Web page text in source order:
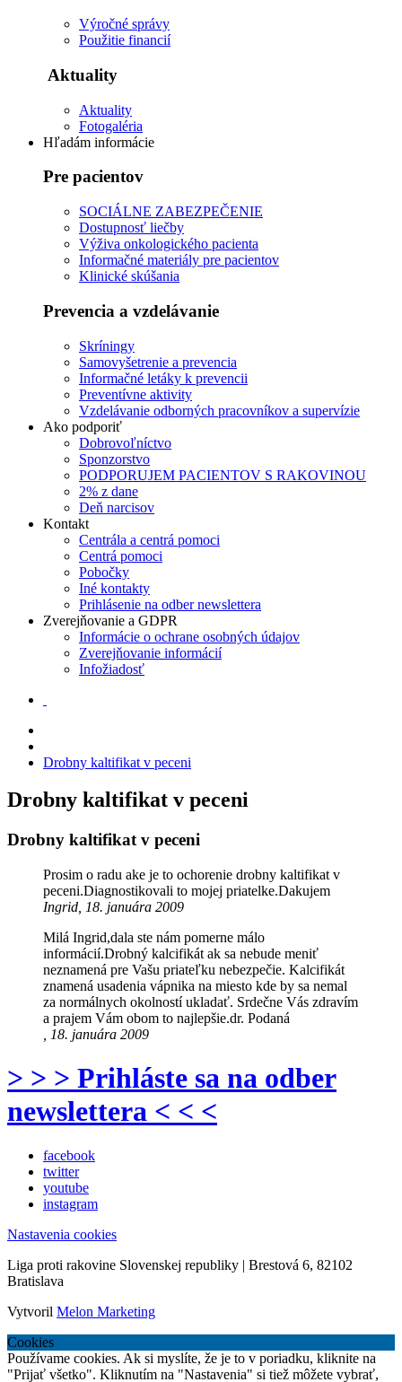
Výročné správy
Použitie financií
Aktuality
Aktuality
Fotogaléria
Hľadám informácie
Pre pacientov
SOCIÁLNE ZABEZPEČENIE
Dostupnosť liečby
Výživa onkologického pacienta
Informačné materiály pre pacientov
Klinické skúšania
Prevencia a vzdelávanie
Skríningy
Samovyšetrenie a prevencia
Informačné letáky k prevencii
Preventívne aktivity
Vzdelávanie odborných pracovníkov a supervízie
Ako podporiť
Dobrovoľníctvo
Sponzorstvo
PODPORUJEM PACIENTOV S RAKOVINOU
2% z dane
Deň narcisov
Kontakt
Centrála a centrá pomoci
Centrá pomoci
Pobočky
Iné kontakty
Prihlásenie na odber newslettera
Zverejňovanie a GDPR
Informácie o ochrane osobných údajov
Zverejňovanie informácií
Infožiadosť
Drobny kaltifikat v peceni
Drobny kaltifikat v peceni
Drobny kaltifikat v peceni
Prosim o radu ake je to ochorenie drobny kaltifikat v
peceni.Diagnostikovali to mojej priatelke.Dakujem
Ingrid, 18. januára 2009
Milá Ingrid,dala ste nám pomerne málo
informácií.Drobný kalcifikát ak sa nebude meniť
neznamená pre Vašu priateľku nebezpečie. Kalcifikát
znamená usadenia vápnika na miesto kde by sa nemal
za normálnych okolností ukladať. Srdečne Vás zdravím
a prajem Vám obom to najlepšie.dr. Podaná
, 18. januára 2009
> > > Prihláste sa na odber
newslettera < < <
facebook
twitter
youtube
instagram
Nastavenia cookies
Liga proti rakovine Slovenskej republiky | Brestová 6, 82102
Bratislava
Vytvoril Melon Marketing
Cookies
Používame cookies. Ak si myslíte, že je to v poriadku, kliknite na
"Prijať všetko". Kliknutím na "Nastavenia" si tiež môžete vybrať,